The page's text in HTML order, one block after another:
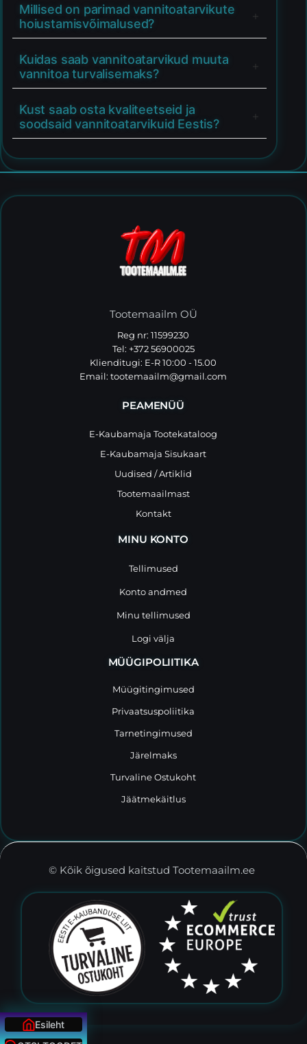
Millised on parimad vannitoatarvikute
hoiustamisvõimalused?
Kuidas saab vannitoatarvikud muuta
vannitoa turvalisemaks?
Kust saab osta kvaliteetseid ja
soodsaid vannitoatarvikuid Eestis?
Tootemaailm OÜ
Reg nr: 11599230
Tel: +372 56900025
Klienditugi: E-R 10:00 - 15.00
Email:tootemaailm@gmail.com
PEAMENÜÜ
E-Kaubamaja Tootekataloog
E-Kaubamaja Sisukaart
Uudised / Artiklid
Tootemaailmast
Kontakt
MINU KONTO
Tellimused
Konto andmed
Minu tellimused
Logi välja
MÜÜGIPOLIITIKA
Müügitingimused
Privaatsuspoliitika
Tarnetingimused
Järelmaks
Turvaline Ostukoht
Jäätmekäitlus
© Kõik õigused kaitstud Tootemaailm.ee
Esileht